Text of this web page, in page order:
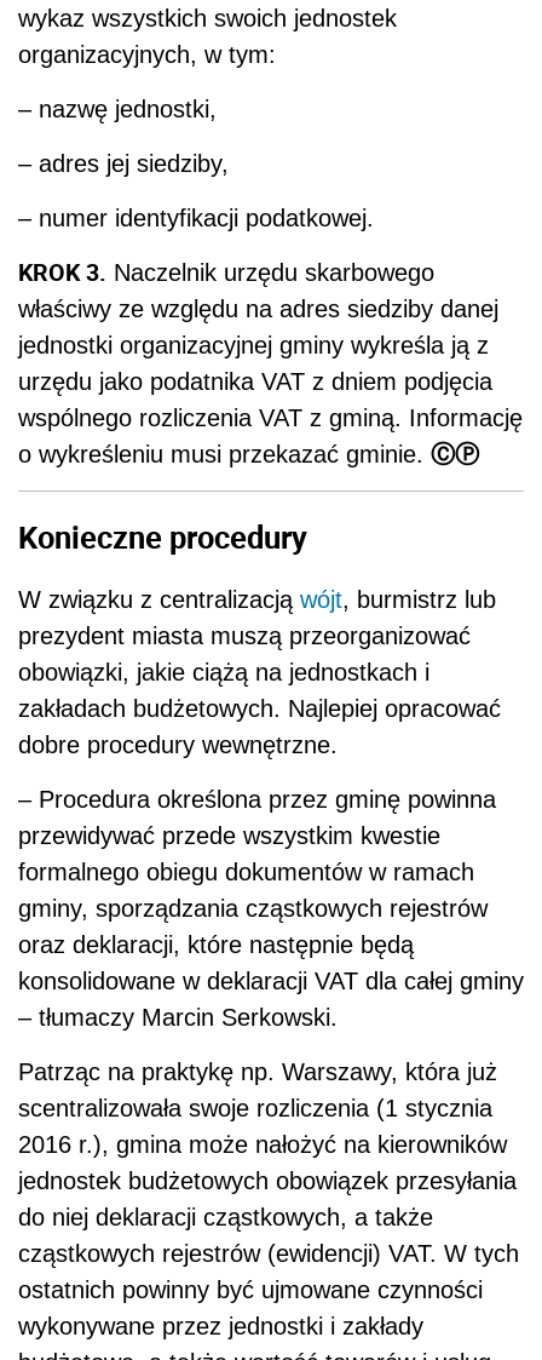
wykaz wszystkich swoich jednostek
organizacyjnych, w tym:
– nazwę jednostki,
– adres jej siedziby,
– numer identyfikacji podatkowej.
KROK 3. Naczelnik urzędu skarbowego
właściwy ze względu na adres siedziby danej
jednostki organizacyjnej gminy wykreśla ją z
urzędu jako podatnika VAT z dniem podjęcia
wspólnego rozliczenia VAT z gminą. Informację
o wykreśleniu musi przekazać gminie. ⒸⓅ
Konieczne procedury
W związku z centralizacją wójt, burmistrz lub
prezydent miasta muszą przeorganizować
obowiązki, jakie ciążą na jednostkach i
zakładach budżetowych. Najlepiej opracować
dobre procedury wewnętrzne.
– Procedura określona przez gminę powinna
przewidywać przede wszystkim kwestie
formalnego obiegu dokumentów w ramach
gminy, sporządzania cząstkowych rejestrów
oraz deklaracji, które następnie będą
konsolidowane w deklaracji VAT dla całej gminy
– tłumaczy Marcin Serkowski.
Patrząc na praktykę np. Warszawy, która już
scentralizowała swoje rozliczenia (1 stycznia
2016 r.), gmina może nałożyć na kierowników
jednostek budżetowych obowiązek przesyłania
do niej deklaracji cząstkowych, a także
cząstkowych rejestrów (ewidencji) VAT. W tych
ostatnich powinny być ujmowane czynności
wykonywane przez jednostki i zakłady